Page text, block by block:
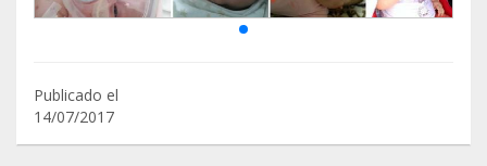
Publicado el
14/07/2017